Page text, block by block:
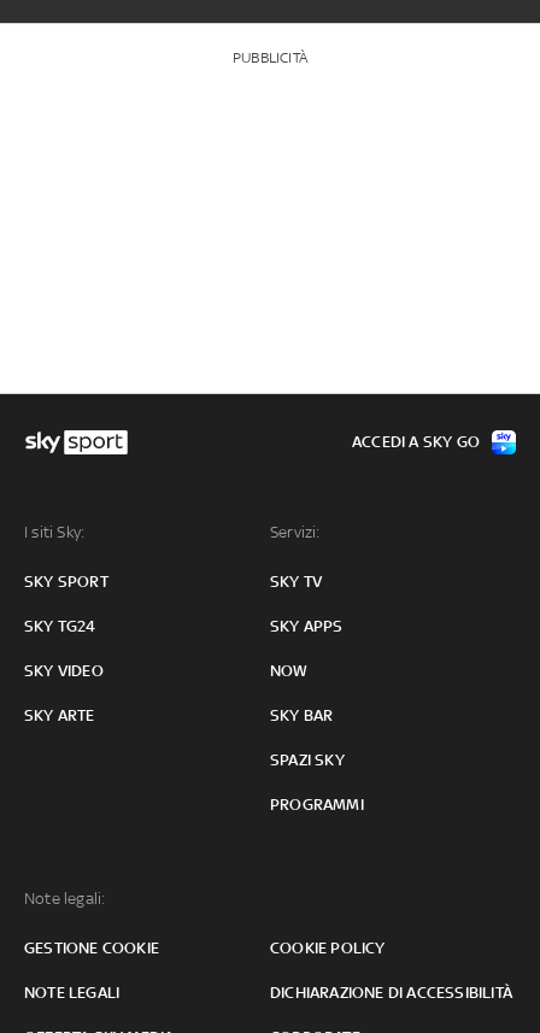
PUBBLICITÀ
I siti Sky:
SKY SPORT
SKY TG24
SKY VIDEO
SKY ARTE
Servizi:
SKY TV
SKY APPS
NOW
SKY BAR
SPAZI SKY
PROGRAMMI
Note legali:
GESTIONE COOKIE COOKIE POLICY
NOTE LEGALI DICHIARAZIONE DI ACCESSIBILITÀ
ACCEDI A SKY GO